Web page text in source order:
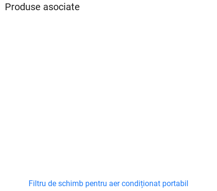
Produse asociate
Filtru de schimb pentru aer condiționat portabil